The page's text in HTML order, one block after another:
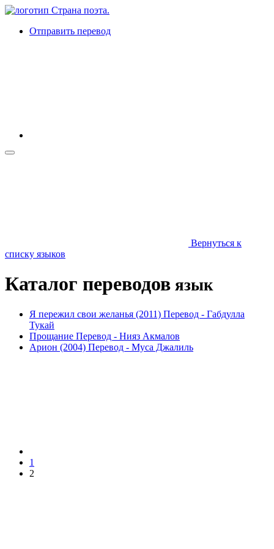
Отправить перевод
Вернуться к
списку языков
Каталог переводов язык
Я пережил свои желанья (2011) Перевод - Габдулла
Тукай
Прощание Перевод - Нияз Акмалов
Арион (2004) Перевод - Муса Джалиль
1
2